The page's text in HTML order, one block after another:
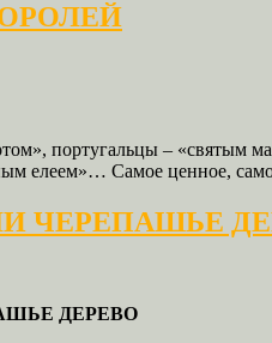
португальцы – «святым
елеем»… Самое ценное,
ЧЕРЕПАШЬЕ
ДЕРЕВО